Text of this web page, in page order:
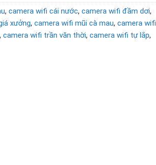
,camera wifi cái nước,camera wifi đầm dơi,
xưởng,camera wifi mũi cà mau,camera wifi
,camera wifi trần văn thời,camera wifi tự lắp,